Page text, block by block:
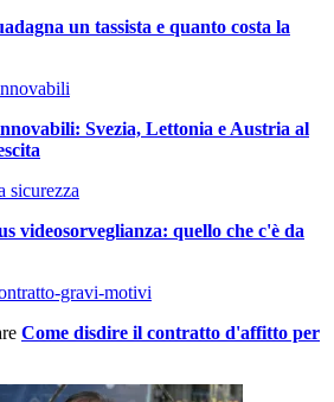
un tassista e quanto costa la
Svezia, Lettonia e Austria al
videosorveglianza: quello che c'è da
Come disdire il contratto d'affitto per